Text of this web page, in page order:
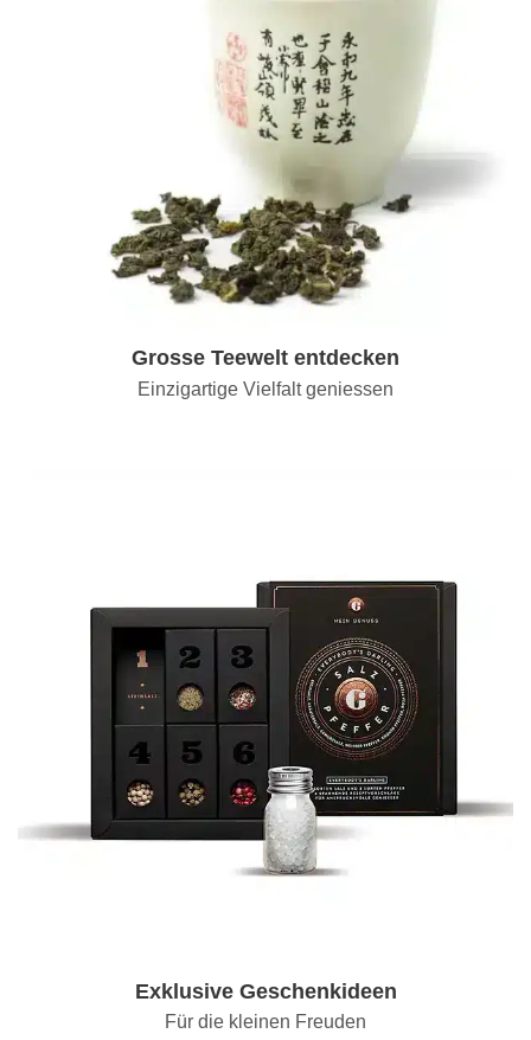
Grosse Teewelt entdecken
Einzigartige Vielfalt geniessen
Exklusive Geschenkideen
Für die kleinen Freuden